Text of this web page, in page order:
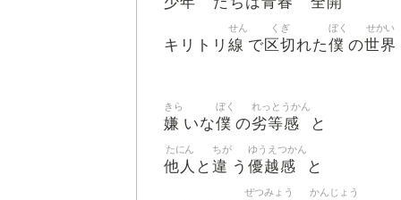
キリトリ 線
せん
で 区切
くぎ
れた僕
ぼく
の世界
せかい
嫌
きら
いな僕
ぼく
の劣等感
れっとうかん
と
他人
たにん
と 違
ちが
う 優越感
ゆうえつかん
と
ぜつみょう かんじょう